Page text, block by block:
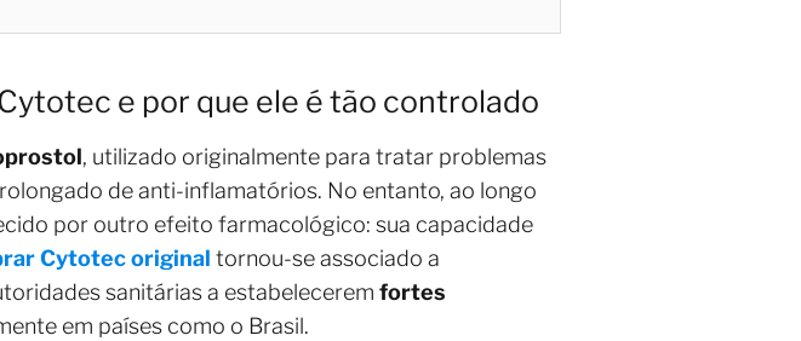
e por que ele é tão controlado
, utilizado originalmente para tratar problemas
de anti-inflamatórios. No entanto, ao longo
por outro efeito farmacológico: sua capacidade
Cytotec original tornou-se associado a
sanitárias a estabelecerem fortes
em países como o Brasil.